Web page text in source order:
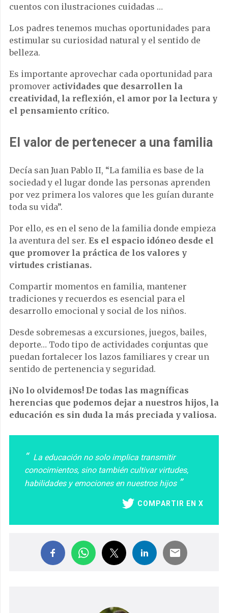
cuentos con ilustraciones cuidadas …
Los padres tenemos muchas oportunidades para
estimular su curiosidad natural y el sentido de
belleza.
Es importante aprovechar cada oportunidad para
promover actividades que desarrollen la
creatividad, la reflexión, el amor por la lectura y
el pensamiento crítico.
El valor de pertenecer a una familia
Decía san Juan Pablo II, “La familia es base de la
sociedad y el lugar donde las personas aprenden
por vez primera los valores que les guían durante
toda su vida”.
Por ello, es en el seno de la familia donde empieza
la aventura del ser. Es el espacio idóneo desde el
que promover la práctica de los valores y
virtudes cristianas.
Compartir momentos en familia, mantener
tradiciones y recuerdos es esencial para el
desarrollo emocional y social de los niños.
Desde sobremesas a excursiones, juegos, bailes,
deporte… Todo tipo de actividades conjuntas que
puedan fortalecer los lazos familiares y crear un
sentido de pertenencia y seguridad.
¡No lo olvidemos! De todas las magníficas
herencias que podemos dejar a nuestros hijos, la
educación es sin duda la más preciada y valiosa.
La educación no solo implica transmitir
conocimientos, sino también cultivar virtudes,
habilidades y emociones en nuestros hijos
COMPARTIR EN X